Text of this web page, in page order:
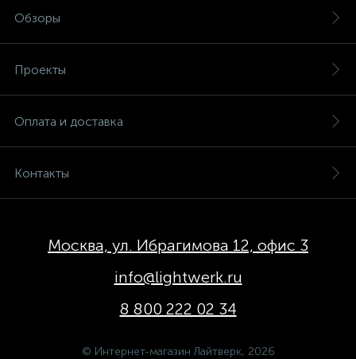
Обзоры
Проекты
Оплата и доставка
Контакты
Москва, ул. Ибрагимова 12, офис 3
info@lightwerk.ru
8 800 222 02 34
© Интернет-магазин Лайтверк, 2026